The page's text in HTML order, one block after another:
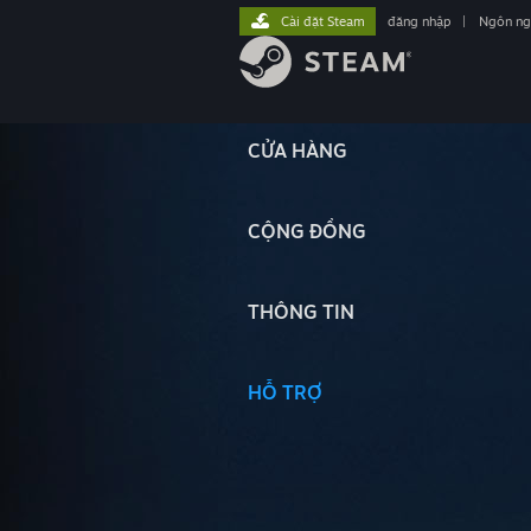
CỬA HÀNG
CỘNG ĐỒNG
THÔNG TIN
HỖ TRỢ
Cài đặt Steam đăng nhập Ngôn